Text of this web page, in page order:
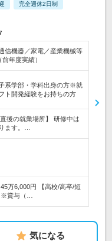
完全週休2日制
信機器／家電／産業機械等
年度実績）
系学部・学科出身の方※就
開発経験をお持ちの方
後の就業場所】 研修中は
ます。…
万6,000円 【高校/高卒/短
※賞与（…
気になる